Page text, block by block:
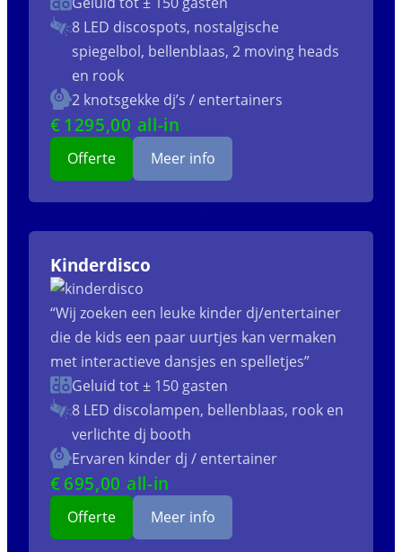
8 LED discospots, nostalgische
spiegelbol, bellenblaas, 2 moving heads
en rook
2 knotsgekke dj’s / entertainers
€ 1295,00 all-in
Offerte Meer info
Kinderdisco
“Wij zoeken een leuke kinder dj/entertainer
die de kids een paar uurtjes kan vermaken
met interactieve dansjes en spelletjes”
Geluid tot ± 150 gasten
8 LED discolampen, bellenblaas, rook en
verlichte dj booth
Ervaren kinder dj / entertainer
€ 695,00 all-in
Offerte Meer info